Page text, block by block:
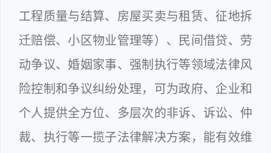
工程质量与结算、房屋买卖与租赁、征地拆
迁赔偿、小区物业管理等）、民间借贷、劳
动争议、婚姻家事、强制执行等领域法律风
险控制和争议纠纷处理，可为政府、企业和
个人提供全方位、多层次的非诉、诉讼、仲
裁、执行等一揽子法律解决方案，能有效维